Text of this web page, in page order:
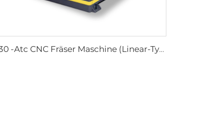
2030 -Atc CNC Fräser Maschine (Linear-Typ Atc)